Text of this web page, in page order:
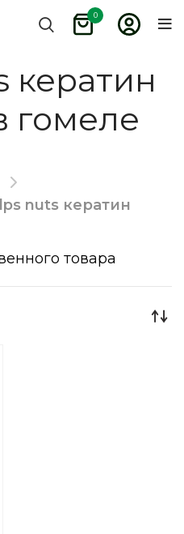
0
кератин
гомеле
nuts кератин
товара